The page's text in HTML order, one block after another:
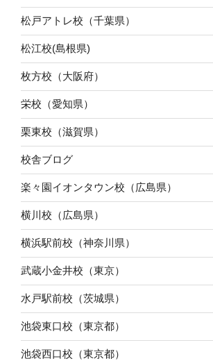
松戸アトレ校（千葉県）
松江校(島根県)
枚方校（大阪府）
栄校（愛知県）
栗東校（滋賀県）
校舎ブログ
楽々園イオンタウン校（広島県）
横川校（広島県）
横浜駅前校（神奈川県）
武蔵小金井校（東京）
水戸駅前校（茨城県）
池袋東口校（東京都）
池袋西口校（東京都）